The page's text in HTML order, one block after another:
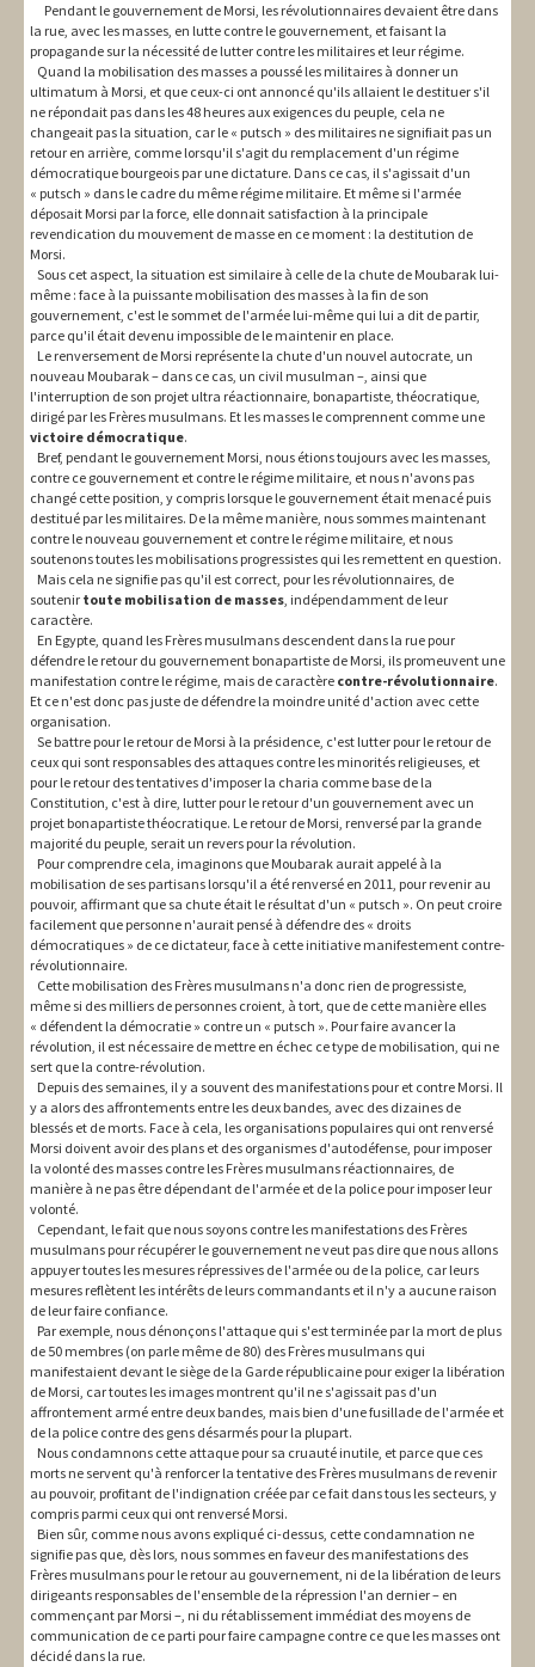
Pendant le gouvernement de Morsi, les révolutionnaires devaient être dans
la rue, avec les masses, en lutte contre le gouvernement, et faisant la
propagande sur la nécessité de lutter contre les militaires et leur régime.
Quand la mobilisation des masses a poussé les militaires à donner un
ultimatum à Morsi, et que ceux-ci ont annoncé qu'ils allaient le destituer s'il
ne répondait pas dans les 48 heures aux exigences du peuple, cela ne
changeait pas la situation, car le « putsch » des militaires ne signifiait pas un
retour en arrière, comme lorsqu'il s'agit du remplacement d'un régime
démocratique bourgeois par une dictature. Dans ce cas, il s'agissait d'un
« putsch » dans le cadre du même régime militaire. Et même si l'armée
déposait Morsi par la force, elle donnait satisfaction à la principale
revendication du mouvement de masse en ce moment : la destitution de
Morsi.
Sous cet aspect, la situation est similaire à celle de la chute de Moubarak lui-
même : face à la puissante mobilisation des masses à la fin de son
gouvernement, c'est le sommet de l'armée lui-même qui lui a dit de partir,
parce qu'il était devenu impossible de le maintenir en place.
Le renversement de Morsi représente la chute d'un nouvel autocrate, un
nouveau Moubarak – dans ce cas, un civil musulman –, ainsi que
l'interruption de son projet ultra réactionnaire, bonapartiste, théocratique,
dirigé par les Frères musulmans. Et les masses le comprennent comme une
victoire démocratique.
Bref, pendant le gouvernement Morsi, nous étions toujours avec les masses,
contre ce gouvernement et contre le régime militaire, et nous n'avons pas
changé cette position, y compris lorsque le gouvernement était menacé puis
destitué par les militaires. De la même manière, nous sommes maintenant
contre le nouveau gouvernement et contre le régime militaire, et nous
soutenons toutes les mobilisations progressistes qui les remettent en question.
Mais cela ne signifie pas qu'il est correct, pour les révolutionnaires, de
soutenir toute mobilisation de masses, indépendamment de leur
caractère.
En Egypte, quand les Frères musulmans descendent dans la rue pour
défendre le retour du gouvernement bonapartiste de Morsi, ils promeuvent une
manifestation contre le régime, mais de caractère contre-révolutionnaire.
Et ce n'est donc pas juste de défendre la moindre unité d'action avec cette
organisation.
Se battre pour le retour de Morsi à la présidence, c'est lutter pour le retour de
ceux qui sont responsables des attaques contre les minorités religieuses, et
pour le retour des tentatives d'imposer la charia comme base de la
Constitution, c'est à dire, lutter pour le retour d'un gouvernement avec un
projet bonapartiste théocratique. Le retour de Morsi, renversé par la grande
majorité du peuple, serait un revers pour la révolution.
Pour comprendre cela, imaginons que Moubarak aurait appelé à la
mobilisation de ses partisans lorsqu'il a été renversé en 2011, pour revenir au
pouvoir, affirmant que sa chute était le résultat d'un « putsch ». On peut croire
facilement que personne n'aurait pensé à défendre des « droits
démocratiques » de ce dictateur, face à cette initiative manifestement contre-
révolutionnaire.
Cette mobilisation des Frères musulmans n'a donc rien de progressiste,
même si des milliers de personnes croient, à tort, que de cette manière elles
« défendent la démocratie » contre un « putsch ». Pour faire avancer la
révolution, il est nécessaire de mettre en échec ce type de mobilisation, qui ne
sert que la contre-révolution.
Depuis des semaines, il y a souvent des manifestations pour et contre Morsi. Il
y a alors des affrontements entre les deux bandes, avec des dizaines de
blessés et de morts. Face à cela, les organisations populaires qui ont renversé
Morsi doivent avoir des plans et des organismes d'autodéfense, pour imposer
la volonté des masses contre les Frères musulmans réactionnaires, de
manière à ne pas être dépendant de l'armée et de la police pour imposer leur
volonté.
Cependant, le fait que nous soyons contre les manifestations des Frères
musulmans pour récupérer le gouvernement ne veut pas dire que nous allons
appuyer toutes les mesures répressives de l'armée ou de la police, car leurs
mesures reflètent les intérêts de leurs commandants et il n'y a aucune raison
de leur faire confiance.
Par exemple, nous dénonçons l'attaque qui s'est terminée par la mort de plus
de 50 membres (on parle même de 80) des Frères musulmans qui
manifestaient devant le siège de la Garde républicaine pour exiger la libération
de Morsi, car toutes les images montrent qu'il ne s'agissait pas d'un
affrontement armé entre deux bandes, mais bien d'une fusillade de l'armée et
de la police contre des gens désarmés pour la plupart.
Nous condamnons cette attaque pour sa cruauté inutile, et parce que ces
morts ne servent qu'à renforcer la tentative des Frères musulmans de revenir
au pouvoir, profitant de l'indignation créée par ce fait dans tous les secteurs, y
compris parmi ceux qui ont renversé Morsi.
Bien sûr, comme nous avons expliqué ci-dessus, cette condamnation ne
signifie pas que, dès lors, nous sommes en faveur des manifestations des
Frères musulmans pour le retour au gouvernement, ni de la libération de leurs
dirigeants responsables de l'ensemble de la répression l'an dernier – en
commençant par Morsi –, ni du rétablissement immédiat des moyens de
communication de ce parti pour faire campagne contre ce que les masses ont
décidé dans la rue.